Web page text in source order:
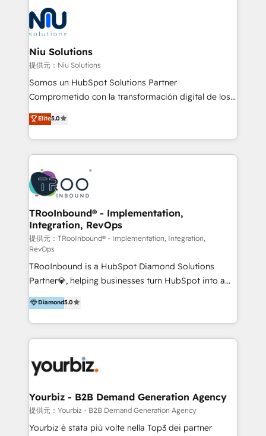
Connect with us to see how we can do better and be
better together 🏆
ERPs, e-commerce, plataformas financieras,
WhatsApp y sistemas logísticos. Nuestro equipo
multicultural trabaja en español, inglés y portugués,
uniendo visión estratégica y excelencia técnica para
generar resultados medibles. Apoyamos a empresas
de construcción, educación, tecnología, retail, e-
commerce, salud, financieras, seguros y servicios,
tomar decisiones basadas en datos. 🌎 Highlights:
5+ años como partner HubSpot 100+
LATAM 2025 🏆 Impulsamos crecimiento con CRM +
IA en múltiples industrias. 👉 ¿Listo para transformar
Niu Solutions
提供元：Niu Solutions
Somos un HubSpot Solutions Partner
Comprometido con la transformación digital de los
procesos comerciales de las empresas en
Latinoamérica, con un enfoque en Marketing, Ventas
y Servicio al Cliente. Somos un equipo de trabajo
multidisciplinario de alto rendimiento, con
conocimiento y experiencia enfocado en: 1.
Optimizar la eficiencia operativa de nuestros
clientes 2. Mejorar la experiencia del cliente 3.
Asegurar resultados medibles Nos especializamos
en bancos, seguros, e-commerce, Desarrolladores
Inmobiliarios y Empresas Distribuidoras de
Productos
Elite5.0
TRooInbound® - Implementation,
Integration, RevOps
提供元：TRooInbound® - Implementation, Integration,
RevOps
TRooInbound is a HubSpot Diamond Solutions
Partner💎, helping businesses turn HubSpot into a
scalable growth engine. We work with startups, mid-
market, and enterprise teams to maximize
HubSpot’s full potential through: 💎HubSpot Audits,
Management & Optimization 💎RevOps-powered
Brand Development, Growth Strategy, AI SEO &
Integrations 💎Go-To-Market (GTM) Strategies &
Account-Based Marketing 💎CMS Development &
Conversion-Focused Websites With a 5.0⭐average
Diamond5.0
Yourbiz - B2B Demand Generation Agency
提供元：Yourbiz - B2B Demand Generation Agency
Yourbiz è stata più volte nella Top3 dei partner